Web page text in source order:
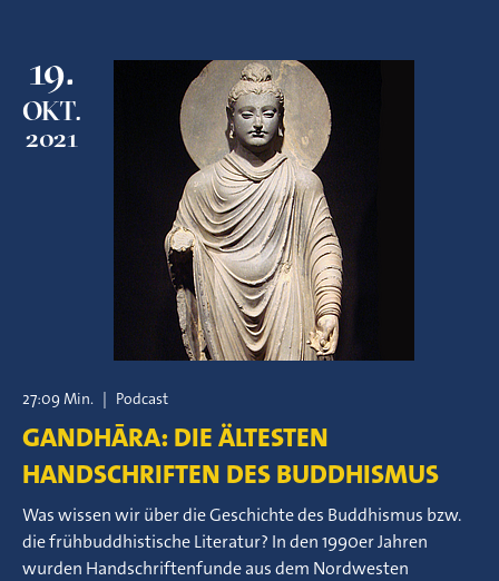
19.
OKT.
2021
27:09 Min. | Podcast
GANDHĀRA: DIE ÄLTESTEN
HANDSCHRIFTEN DES BUDDHISMUS
Was wissen wir über die Geschichte des Buddhismus bzw.
die frühbuddhistische Literatur? In den 1990er Jahren
wurden Handschriftenfunde aus dem Nordwesten